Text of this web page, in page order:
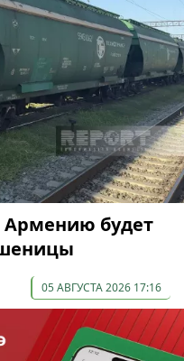
Армению будет
05 АВГУСТА 2026 17:16